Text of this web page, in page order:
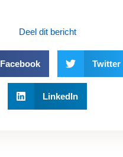
Deel dit bericht
Facebook Twitter
LinkedIn